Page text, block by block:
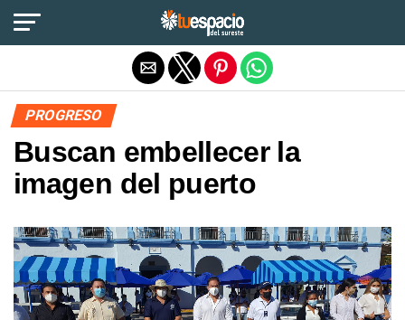
PROGRESO
Buscan embellecer la
imagen del puerto
Salir de la versión móvil